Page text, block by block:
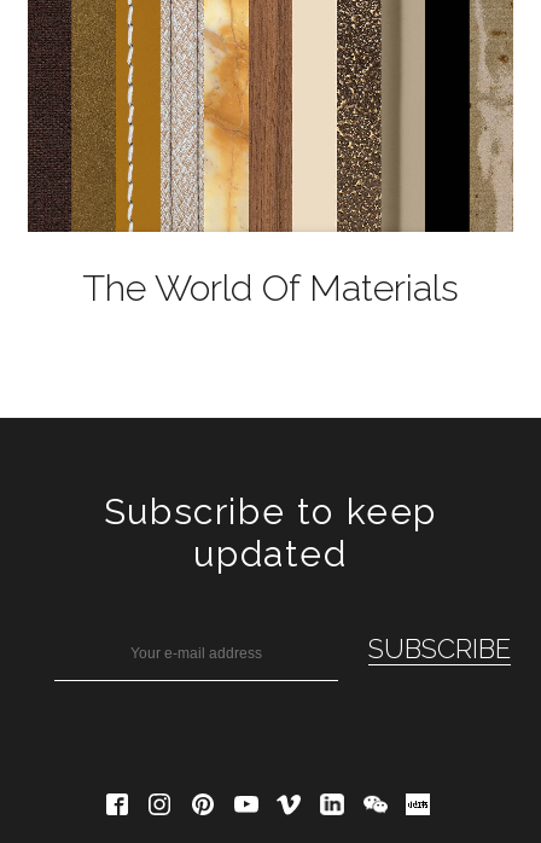
The World Of Materials
Subscribe to keep
updated